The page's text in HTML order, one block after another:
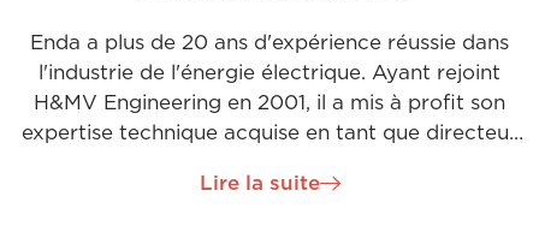
Enda a plus de 20 ans d'expérience réussie dans
l'industrie de l'énergie électrique. Ayant rejoint
H&MV Engineering en 2001, il a mis à profit son
expertise technique acquise en tant que directeur
devenu une force stratégique, dirigeante et
Lire la suite